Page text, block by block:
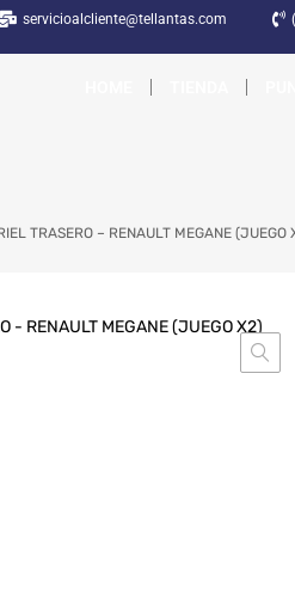
servicioalcliente@tellantas.com
TRASERO – RENAULT MEGANE (JUEGO